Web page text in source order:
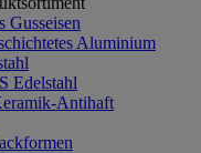
Gusseisen
Aluminium
Edelstahl
Antihaft